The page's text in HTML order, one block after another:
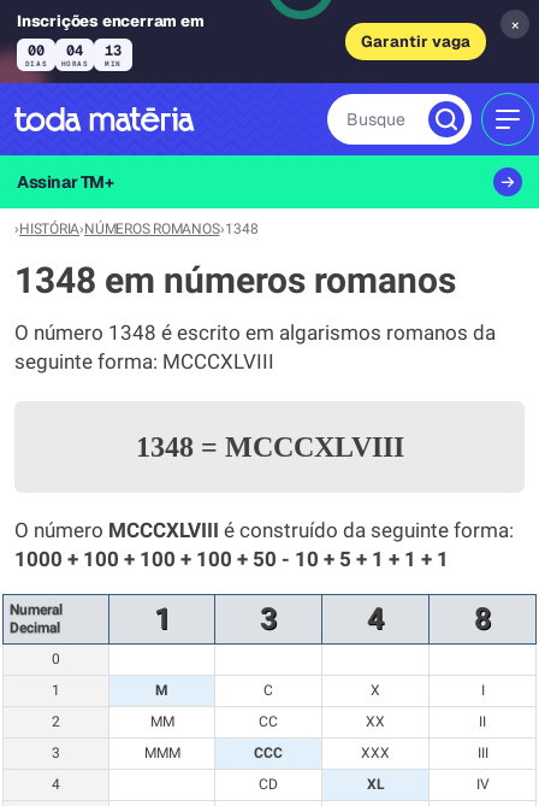
Inscrições encerram em
00
DIAS
04
HORAS
13
MIN
Garantir vaga
×
Busque
Assinar TM+
›HISTÓRIA›NÚMEROS ROMANOS›1348
1348 em números romanos
O número 1348 é escrito em algarismos romanos da
seguinte forma: MCCCXLVIII
1348 = MCCCXLVIII
O número MCCCXLVIII é construído da seguinte forma:
1000 + 100 + 100 + 100 + 50 - 10 + 5 + 1 + 1 + 1
Numeral
Decimal
1 3 4 8
0
1
M C X
I
2
MM CC XX
II
3
MMM CCC XXX
III
4
CD XL
IV